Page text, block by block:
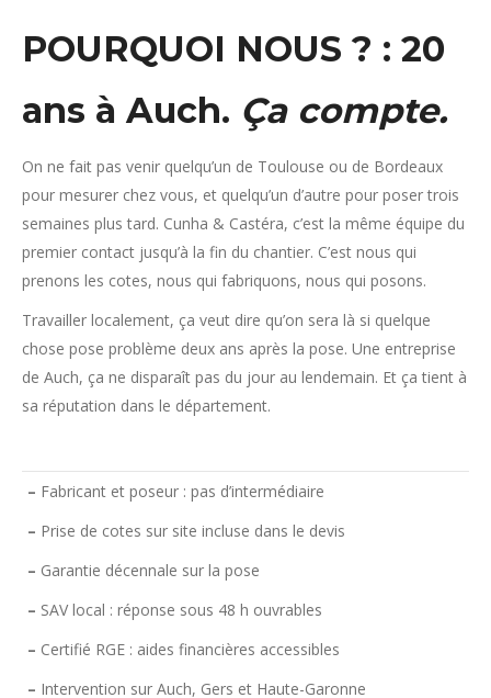
POURQUOI NOUS ? : 20
ans à Auch. Ça compte.
On ne fait pas venir quelqu’un de Toulouse ou de Bordeaux
pour mesurer chez vous, et quelqu’un d’autre pour poser trois
semaines plus tard. Cunha & Castéra, c’est la même équipe du
premier contact jusqu’à la fin du chantier. C’est nous qui
prenons les cotes, nous qui fabriquons, nous qui posons.
Travailler localement, ça veut dire qu’on sera là si quelque
chose pose problème deux ans après la pose. Une entreprise
de Auch, ça ne disparaît pas du jour au lendemain. Et ça tient à
sa réputation dans le département.
– Fabricant et poseur : pas d’intermédiaire
– Prise de cotes sur site incluse dans le devis
– Garantie décennale sur la pose
– SAV local : réponse sous 48 h ouvrables
– Certifié RGE : aides financières accessibles
– Intervention sur Auch, Gers et Haute-Garonne